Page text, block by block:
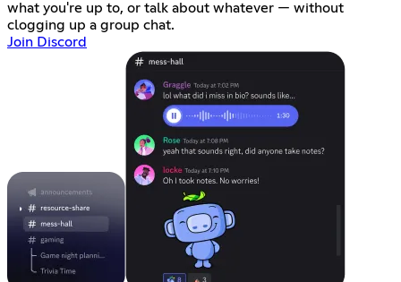
what you're up to, or talk about whatever — without
clogging up a group chat.
Join Discord